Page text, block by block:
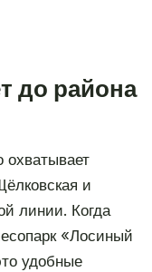
до района
охватывает
и
линии. Когда
«Лосиный
удобные